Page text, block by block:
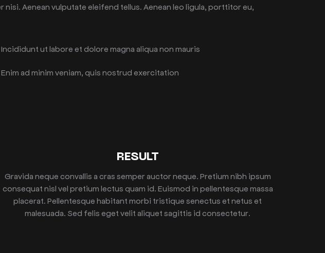
Aenean vulputate eleifend tellus. Aenean leo ligula, porttitor eu,
Incididunt ut labore et dolore magna aliqua non mauris
Enim ad minim veniam, quis nostrud exercitation
RESULT
Gravida neque convallis a cras semper auctor neque. Pretium nibh ipsum
consequat nisl vel pretium lectus quam id. Euismod in pellentesque massa
placerat. Pellentesque habitant morbi tristique senectus et netus et
malesuada. Sed felis eget velit aliquet sagittis id consectetur.